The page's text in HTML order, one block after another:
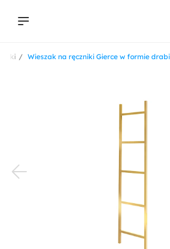
Wieszak na ręczniki Gierce w formie